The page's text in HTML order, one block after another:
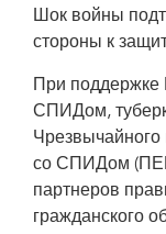
Шок войны
стороны к
При
СПИДом,
со СПИДом
партнеров
гражданского